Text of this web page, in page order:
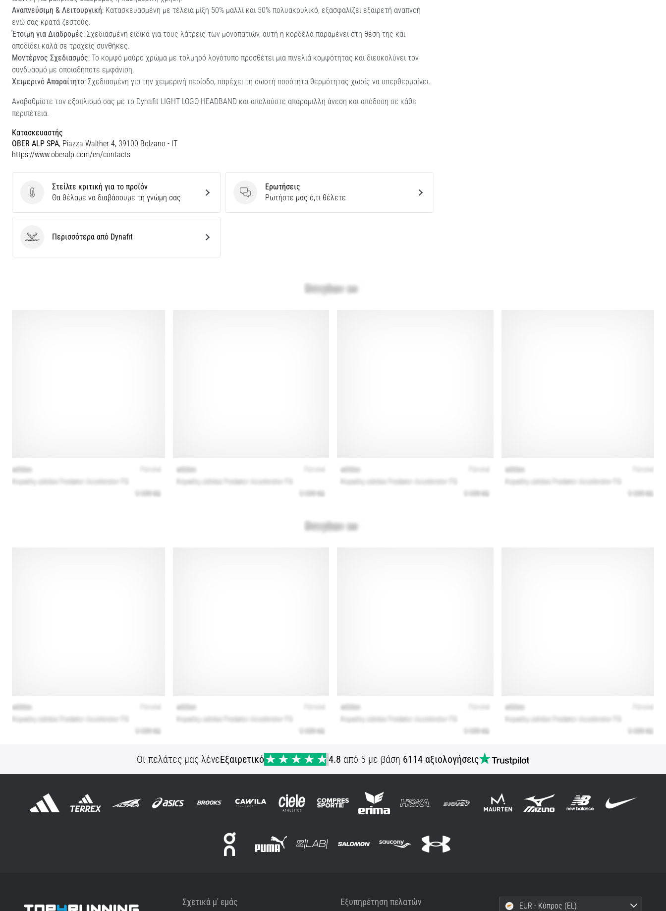
Αναπνεύσιμη & Λειτουργική: Κατασκευασμένη με τέλεια μίξη 50% μαλλί και 50% πολυακρυλικό, εξασφαλίζει εξαιρετή αναπνοή
ενώ σας κρατά ζεστούς.
Έτοιμη για Διαδρομές: Σχεδιασμένη ειδικά για τους λάτρεις των μονοπατιών, αυτή η κορδέλα παραμένει στη θέση της και
αποδίδει καλά σε τραχείς συνθήκες.
Μοντέρνος Σχεδιασμός: Το κομψό μαύρο χρώμα με τολμηρό λογότυπο προσθέτει μια πινελιά κομψότητας και διευκολύνει τον
συνδυασμό με οποιαδήποτε εμφάνιση.
Χειμερινό Απαραίτητο: Σχεδιασμένη για την χειμερινή περίοδο, παρέχει τη σωστή ποσότητα θερμότητας χωρίς να υπερθερμαίνει.
Αναβαθμίστε τον εξοπλισμό σας με το Dynafit LIGHT LOGO HEADBAND και απολαύστε απαράμιλλη άνεση και απόδοση σε κάθε
περιπέτεια.
Κατασκευαστής
OBER ALP SPA, Piazza Walther 4, 39100 Bolzano - IT
https://www.oberalp.com/en/contacts
Στείλτε κριτική για το προϊόν
Στείλτε κριτική για το προϊόν
Θα θέλαμε να διαβάσουμε τη γνώμη σας
Ερωτήσεις
Ερωτήσεις
Ρωτήστε μας ό,τι θέλετε
DynafitΠερισσότερα από Dynafit
Οι πελάτες μας λένεΕξαιρετικό 4.8 από 5 με βάση 6114 αξιολογήσεις
Σχετικά μ' εμάς Εξυπηρέτηση πελατών EUR - Κύπρος (EL)